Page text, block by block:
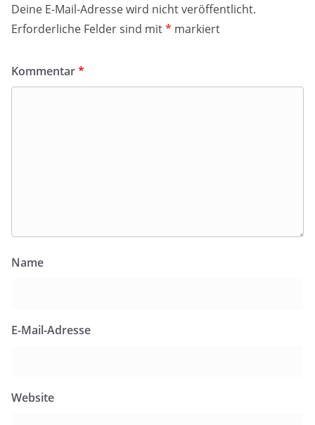
Deine E-Mail-Adresse wird nicht veröffentlicht.
Erforderliche Felder sind mit* markiert
Kommentar*
Name
E-Mail-Adresse
Website